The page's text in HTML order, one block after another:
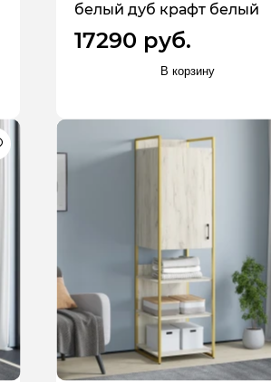
белый дуб крафт белый
17290 руб.
В корзину